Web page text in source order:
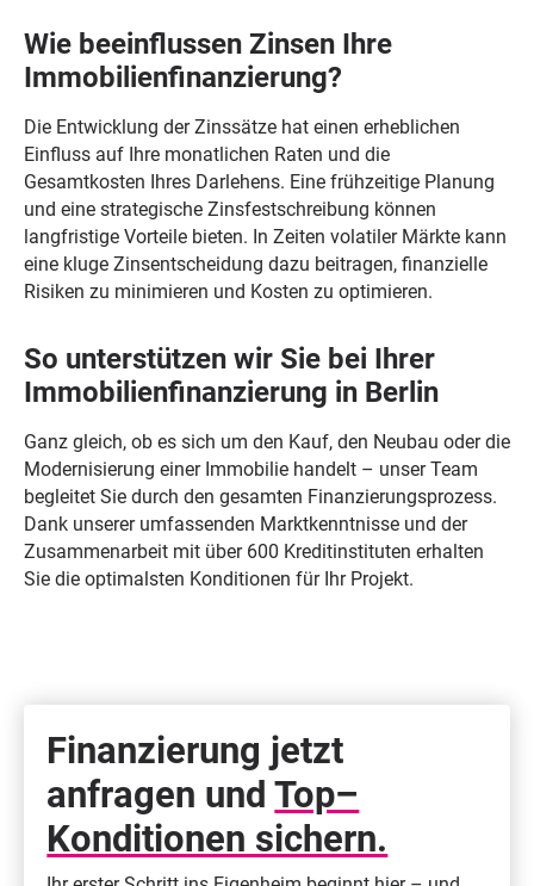
Wie beeinflussen Zinsen Ihre
Immobilienfinanzierung?
Die Entwicklung der Zinssätze hat einen erheblichen
Einfluss auf Ihre monatlichen Raten und die
Gesamtkosten Ihres Darlehens. Eine frühzeitige Planung
und eine strategische Zinsfestschreibung können
langfristige Vorteile bieten. In Zeiten volatiler Märkte kann
eine kluge Zinsentscheidung dazu beitragen, finanzielle
Risiken zu minimieren und Kosten zu optimieren.
So unterstützen wir Sie bei Ihrer
Immobilienfinanzierung in Berlin
Ganz gleich, ob es sich um den Kauf, den Neubau oder die
Modernisierung einer Immobilie handelt – unser Team
begleitet Sie durch den gesamten Finanzierungsprozess.
Dank unserer umfassenden Marktkenntnisse und der
Zusammenarbeit mit über 600 Kreditinstituten erhalten
Sie die optimalsten Konditionen für Ihr Projekt.
Finanzierung jetzt
anfragen undTop–
Konditionen sichern.